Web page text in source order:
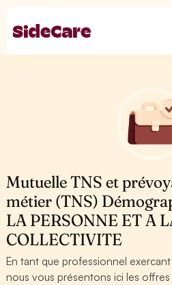
Mutuelle TNS et
métier (TNS)
LA PERSONNE ET A
COLLECTIVITE
En tant que professionnel
nous vous présentons ici les